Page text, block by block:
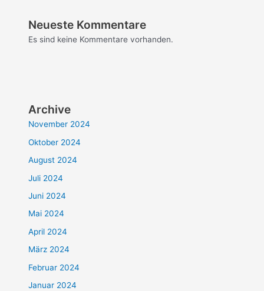
Neueste Kommentare
Es sind keine Kommentare vorhanden.
Archive
November 2024
Oktober 2024
August 2024
Juli 2024
Juni 2024
Mai 2024
April 2024
März 2024
Februar 2024
Januar 2024